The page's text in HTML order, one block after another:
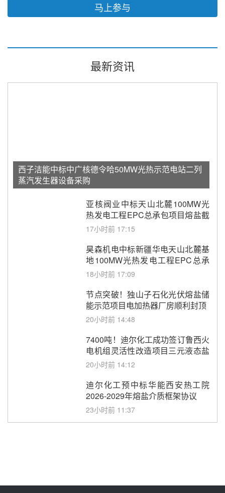
马上参与
最新资讯
西子洁能中标中广核德令哈50MW光热示范电站二列
蒸汽发生器设备采购
亚核阀业中标天山北麓100MW光
热发电工程EPC总承包项目熔盐截
止阀、熔盐三偏心蝶阀采购
17小时前 17:15
昊森机电中标新疆华电天山北麓基
地100MW光热发电工程EPC总承
包项目熔盐介质超声波流量计采购
18小时前 17:09
节点突破！独山子石化光伏熔盐储
能示范项目电加热器厂房顺利封顶
20小时前 14:48
7400吨！迪尔化工成功签订鲁西火
电机组灵活性改造项目三元液态盐
采购合同
20小时前 14:12
迪尔化工预中标华能西安热工院
2026-2029年熔盐介质框架协议
23小时前 11:37
规模化助力构建绿色低碳电力供给